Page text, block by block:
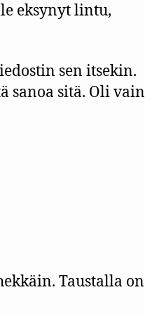
eksynyt lintu,
sen itsekin.
sanoa sitä. Oli vain